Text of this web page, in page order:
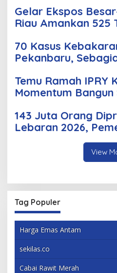
Gelar Ekspos
Riau Amankan 525
70 Kasus
Pekanbaru,
Temu Ramah IPRY
Momentum
143 Juta Orang
Lebaran 2026,
Berbagai Inovasi
View
Tag Populer
Harga Emas Antam
sekilas.co
Cabai Rawit Merah